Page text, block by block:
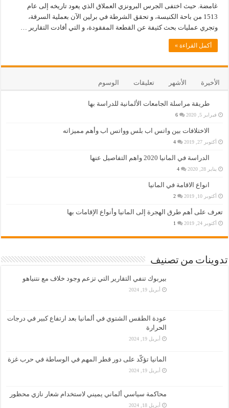
غامضة. حيث اختفى الجرس البرونزي العملاق الذي يعود تاريخه إلى عام
1513 من باحة الكنيسة، و تحقق الشرطة في برلين الآن بعملية السرقة،
وتجري عمليات بحث كثيفة عن القطعة المفقودة، و التي أفادت التقارير …
أكمل القراءة »
الأخيرة الأشهر تعليقات الوسوم
طريقة مراسلة الجامعات الألمانية للدراسة بها
فبراير 5, 2020 6
الاختلافات بين واتس اب بلس وواتس اب وأهم مميزاته
أكتوبر 27, 2019 4
الدراسة في المانيا 2020 واهم التفاصيل عنها
يناير 28, 2020 4
انواع الاقامة في المانيا
أكتوبر 10, 2019 2
تعرف على أهم طرق الهجرة إلى المانيا وأنواع الإقامات بها
أكتوبر 24, 2019 1
تدوينات من تصنيف
بيربوك تنفي التقارير التي تزعم وجود خلاف مع نتنياهو
أبريل 19, 2024
عودة الطقس الشتوي في ألمانيا بعد ارتفاع كبير في درجات
الحرارة
أبريل 19, 2024
المانيا تؤكّد على دور قطر المهم في الوساطة في حرب غزة
أبريل 19, 2024
محاكمة سياسي ألماني يميني لاستخدام شعار نازي محظور
أبريل 18, 2024